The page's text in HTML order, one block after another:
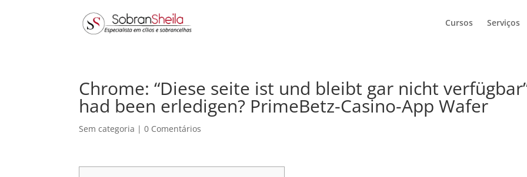
Cursos Serviços
Chrome: “Diese seite ist und bleibt gar nicht
had been erledigen? PrimeBetz-Casino-App Wafer
Sem categoria |0 Comentários